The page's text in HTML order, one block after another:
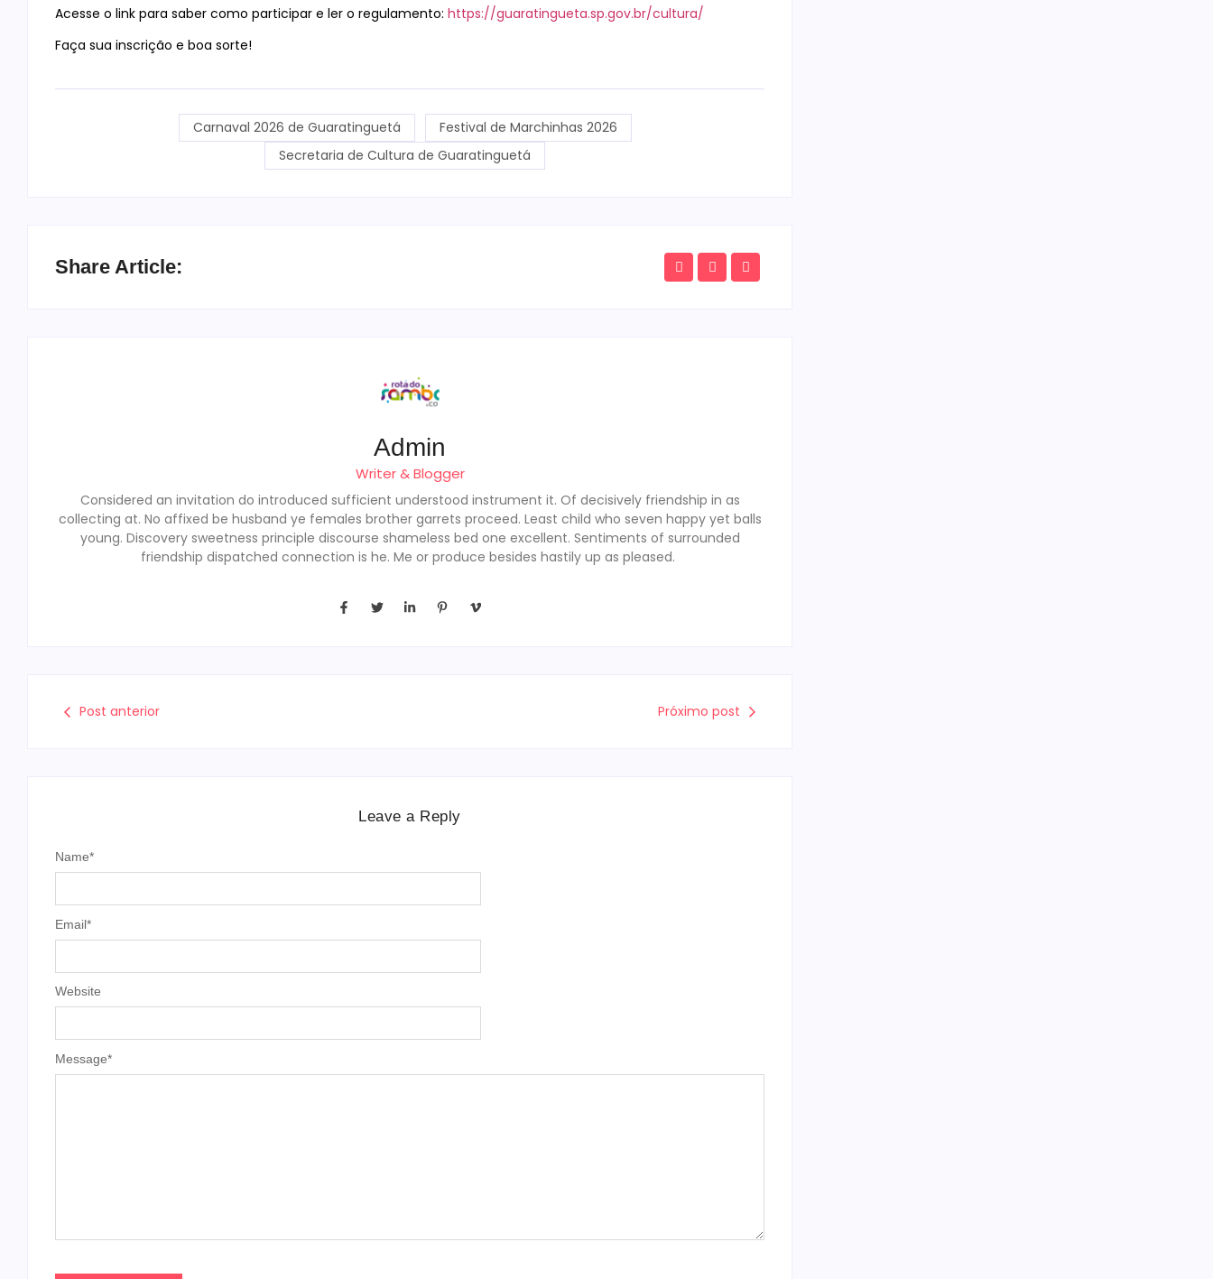
Acesse o link para saber como participar e ler o regulamento: https://guaratingueta.sp.gov.br/cultura/
Faça sua inscrição e boa sorte!
Carnaval 2026 de Guaratinguetá
Festival de Marchinhas 2026
Secretaria de Cultura de Guaratinguetá
Share Article:
Admin
Writer & Blogger
Considered an invitation do introduced sufficient understood instrument it. Of decisively friendship in as
collecting at. No affixed be husband ye females brother garrets proceed. Least child who seven happy yet balls
young. Discovery sweetness principle discourse shameless bed one excellent. Sentiments of surrounded
friendship dispatched connection is he. Me or produce besides hastily up as pleased.
Post anterior Próximo post
Leave a Reply
Message*
Name*
Email*
Website